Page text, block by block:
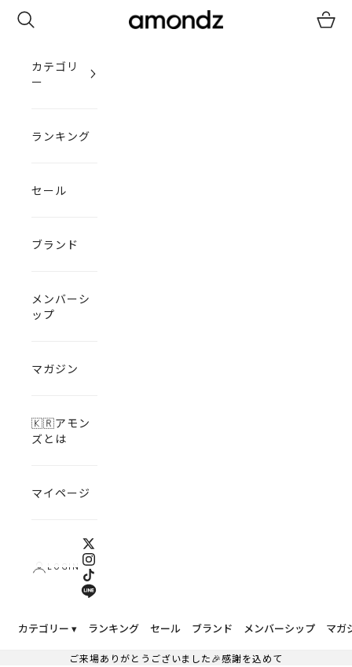
amondz
検索 カート
カテゴリ
ー
ランキング
セール
ブランド
メンバーシ
ップ
マガジン
🇰🇷アモン
ズとは
マイページ
LOGIN
カテゴリー ▾ ランキング セール ブランド メンバーシップ マガ
ご来場ありがとうございました🎉感謝を込めて